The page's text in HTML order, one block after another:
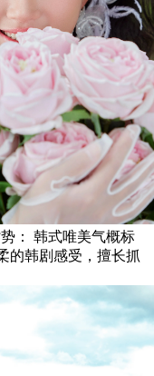
： 韩式唯美气概标
的韩剧感受，擅长抓